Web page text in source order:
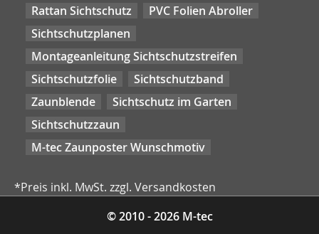
Rattan Sichtschutz
PVC Folien Abroller
Sichtschutzplanen
Montageanleitung Sichtschutzstreifen
Sichtschutzfolie
Sichtschutzband
Zaunblende
Sichtschutz im Garten
Sichtschutzzaun
M-tec Zaunposter Wunschmotiv
*Preis inkl. MwSt. zzgl. Versandkosten
© 2010 - 2026 M-tec